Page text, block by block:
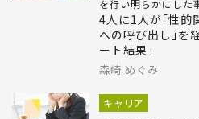
を行い明らかにした
4人に1人が｢性的
への呼び出し｣を
ート結果｣
森崎 めぐみ
キャリア